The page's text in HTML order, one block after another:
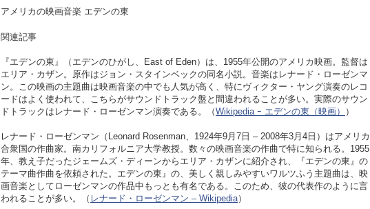
アメリカの映画音楽 エデンの東
関連記事
『エデンの東』（エデンのひがし、East of Eden）は、1955年公開のアメリカ映画。監督は
エリア・カザン。原作はジョン・スタインベックの同名小説。音楽はレナード・ローゼンマ
ン。この映画の主題曲は映画音楽の中でも人気が高く、特にヴィクター・ヤング演奏のレコ
ードはよく使われて、こちらがサウンドトラック盤と間違われることが多い。実際のサウン
ドトラックはレナード・ローゼンマン演奏である。（Wikipedia ｰ エデンの東（映画） ）
レナード・ローゼンマン（Leonard Rosenman、1924年9月7日 – 2008年3月4日）はアメリカ
合衆国の作曲家。南カリフォルニア大学教授。数々の映画音楽の作曲で特に知られる。1955
年、教え子だったジェームズ・ディーンからエリア・カザンに紹介され、『エデンの東』の
テーマ曲作曲を依頼された。エデンの東』の、美しく親しみやすいワルツふう主題曲は、映
画音楽としてローゼンマンの作品中もっとも有名である。このため、彼の代表作のように言
われることが多い。（ レナード・ローゼンマン – Wikipedia）